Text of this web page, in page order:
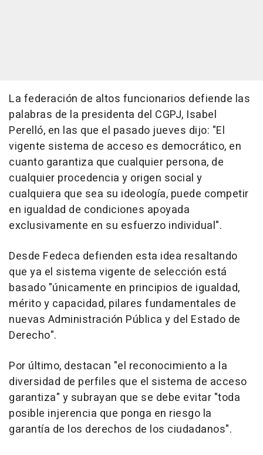
La federación de altos funcionarios defiende las
palabras de la presidenta del CGPJ, Isabel
Perelló, en las que el pasado jueves dijo: "El
vigente sistema de acceso es democrático, en
cuanto garantiza que cualquier persona, de
cualquier procedencia y origen social y
cualquiera que sea su ideología, puede competir
en igualdad de condiciones apoyada
exclusivamente en su esfuerzo individual".
Desde Fedeca defienden esta idea resaltando
que ya el sistema vigente de selección está
basado "únicamente en principios de igualdad,
mérito y capacidad, pilares fundamentales de
nuevas Administración Pública y del Estado de
Derecho".
Por último, destacan "el reconocimiento a la
diversidad de perfiles que el sistema de acceso
garantiza" y subrayan que se debe evitar "toda
posible injerencia que ponga en riesgo la
garantía de los derechos de los ciudadanos".